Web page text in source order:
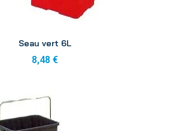
Seau vert 6L
8,48 €